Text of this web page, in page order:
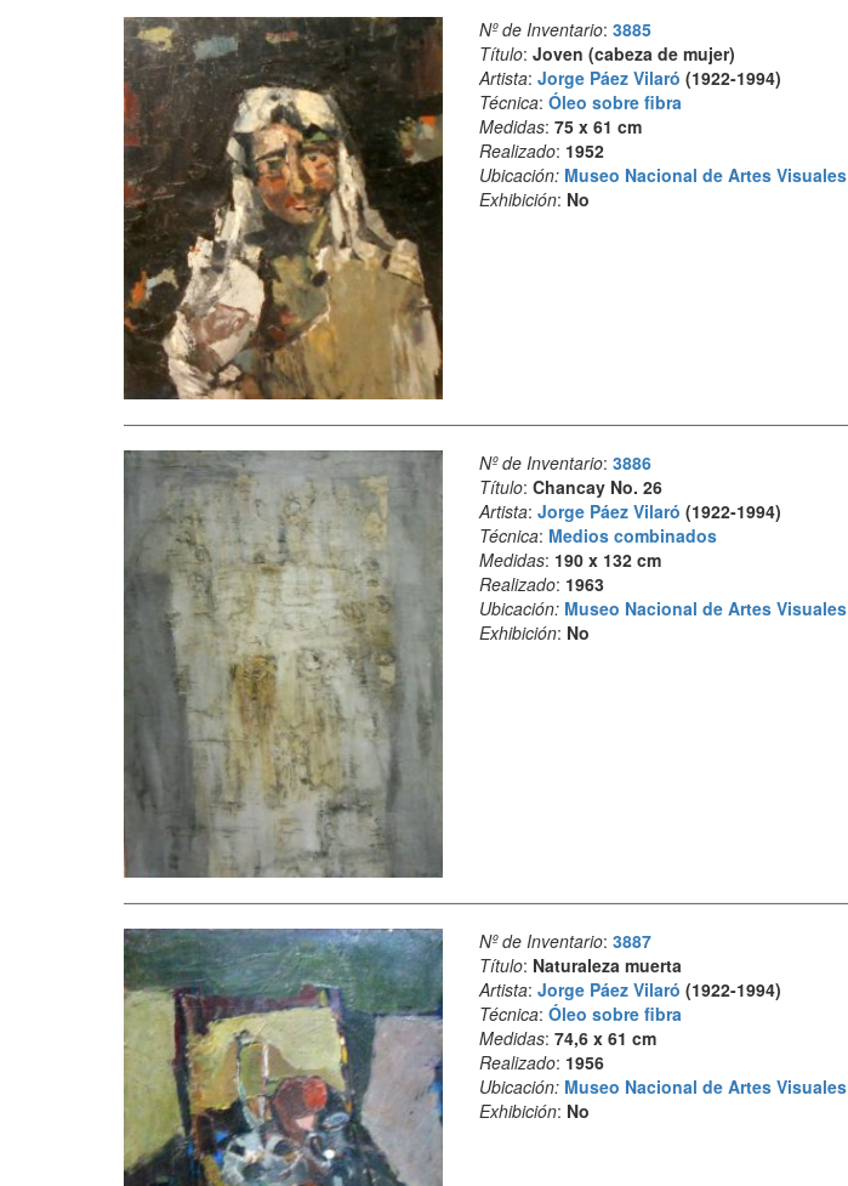
Nº de Inventario: 3885
Título: Joven (cabeza de mujer)
Artista: Jorge Páez Vilaró (1922-1994)
Técnica: Óleo sobre fibra
Medidas: 75 x 61 cm
Realizado: 1952
Ubicación: Museo Nacional de Artes Visuales
Exhibición: No
Nº de Inventario: 3886
Título: Chancay No. 26
Artista: Jorge Páez Vilaró (1922-1994)
Técnica: Medios combinados
Medidas: 190 x 132 cm
Realizado: 1963
Ubicación: Museo Nacional de Artes Visuales
Exhibición: No
Nº de Inventario: 3887
Título: Naturaleza muerta
Artista: Jorge Páez Vilaró (1922-1994)
Técnica: Óleo sobre fibra
Medidas: 74,6 x 61 cm
Realizado: 1956
Ubicación: Museo Nacional de Artes Visuales
Exhibición: No